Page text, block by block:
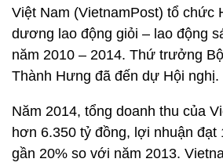
Việt Nam (VietnamPost) tổ chức
dương lao động giỏi – lao động
năm 2010 – 2014. Thứ trưởng
Thành Hưng đã đến dự Hội nghị.
Năm 2014, tổng doanh thu của
hơn 6.350 tỷ đồng, lợi nhuận đạt
gần 20% so với năm 2013.